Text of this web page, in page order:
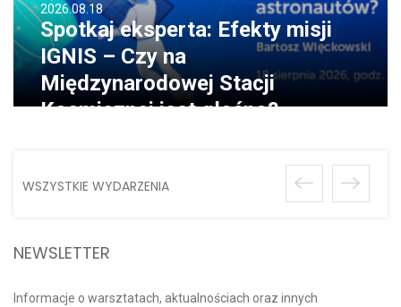
2026.08.18
Spotkaj eksperta: Efekty misji
IGNIS – Czy na
Międzynarodowej Stacji
Kosmicznej jest głośno?
WSZYSTKIE WYDARZENIA
NEWSLETTER
Informacje o warsztatach, aktualnościach oraz innych